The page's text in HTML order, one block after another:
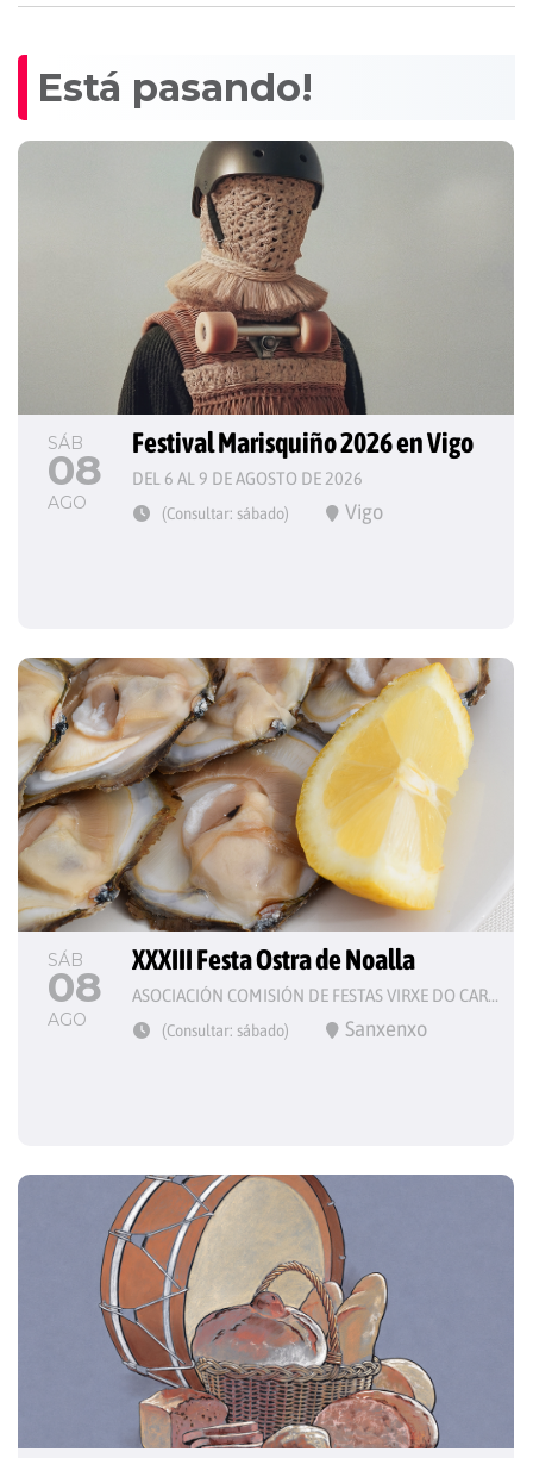
Está pasando!
SÁB
08
AGO
Festival Marisquiño 2026 en Vigo
DEL 6 AL 9 DE AGOSTO DE 2026
(Consultar: sábado) Vigo
SÁB
08
AGO
XXXIII Festa Ostra de Noalla
ASOCIACIÓN COMISIÓN DE FESTAS VIRXE DO CARME
(Consultar: sábado) Sanxenxo